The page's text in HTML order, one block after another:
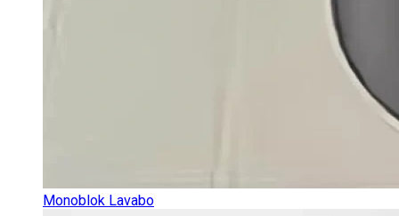
Monoblok Lavabo